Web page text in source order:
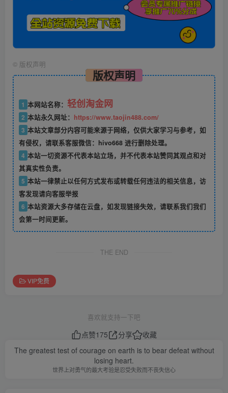
© 版权声明
版权声明
1 本网站名称： 轻创淘金网
2 本站永久网址： https://www.taojin488.com/
3 本站文章部分内容可能来源于网络，仅供大家学习与参考，如
有侵权，请联系客服微信：hivo668 进行删除处理。
4 本站一切资源不代表本站立场，并不代表本站赞同其观点和对
其真实性负责。
5 本站一律禁止以任何方式发布或转载任何违法的相关信息，访
客发现请向客服举报
6 本站资源大多存储在云盘，如发现链接失效，请联系我们我们
会第一时间更新。
THE END
VIP免费
喜欢就支持一下吧
点赞175 分享
收藏
The greatest test of courage on earth is to bear defeat without
losing heart.
世界上对勇气的最大考验是忍受失败而不丧失信心